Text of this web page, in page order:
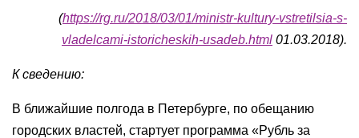
(https://rg.ru/2018/03/01/ministr-kultury-vstretilsia-s-
vladelcami-istoricheskih-usadeb.html 01.03.2018).
К сведению:
В ближайшие полгода в Петербурге, по обещанию
городских властей, стартует программа «Рубль за